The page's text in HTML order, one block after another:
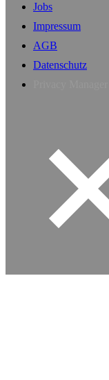
Jobs
Impressum
AGB
Datenschutz